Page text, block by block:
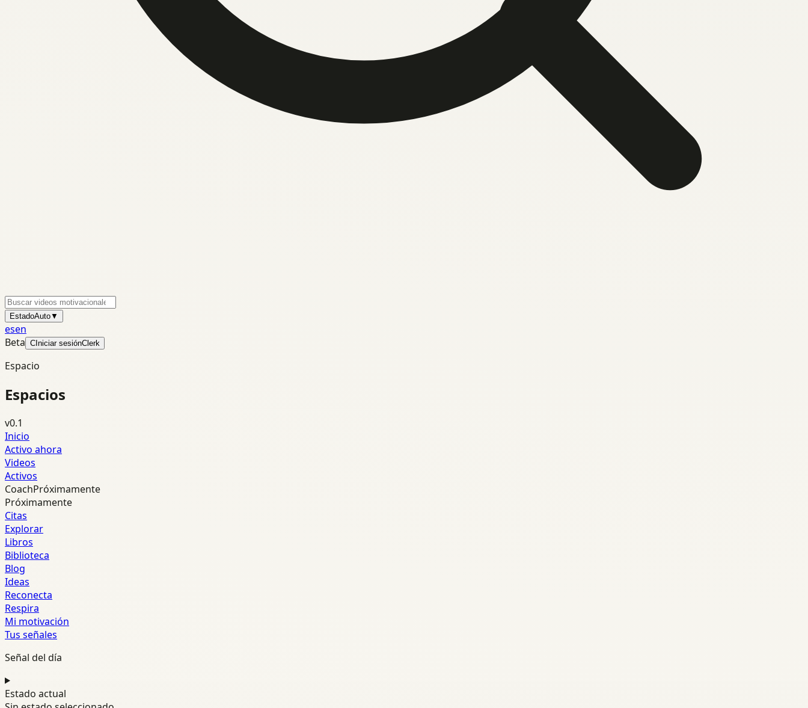
EstadoAuto▼
esen
Beta C Iniciar sesiónClerk
Espacio
Espacios
v0.1
Inicio
Activo ahora
Videos
Activos
CoachPróximamente
Próximamente
Citas
Explorar
Libros
Biblioteca
Blog
Ideas
Reconecta
Respira
Mi motivación
Tus señales
Señal del día
Estado actual